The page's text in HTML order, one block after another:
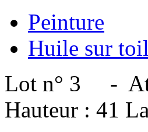
Peinture
Huile sur
Lot n° 3 -
Hauteur : 41